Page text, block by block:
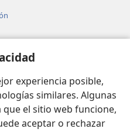
experiencia posible,
similares. Algunas
que el sitio web funcione,
aceptar o rechazar